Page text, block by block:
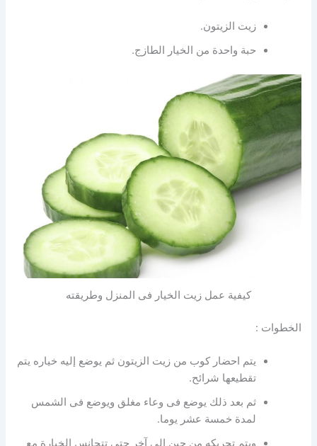
زيت الزيتون.
حبة واحدة من الخيار الطازج.
كيفية عمل زيت الخيار فى المنزل وطريقته
الخطوات :
يتم احضار كوب من زيت الزيتون ثم يوضع إليه خياره يتم
تقطيعها شرائح.
ثم بعد ذلك يوضع فى وعاء مغلق ويوضع فى الشمس
لمدة خمسة عشر يوما.
ويتم تحريكه من حين إلى آخر حتى تتجانس الخيارة مع